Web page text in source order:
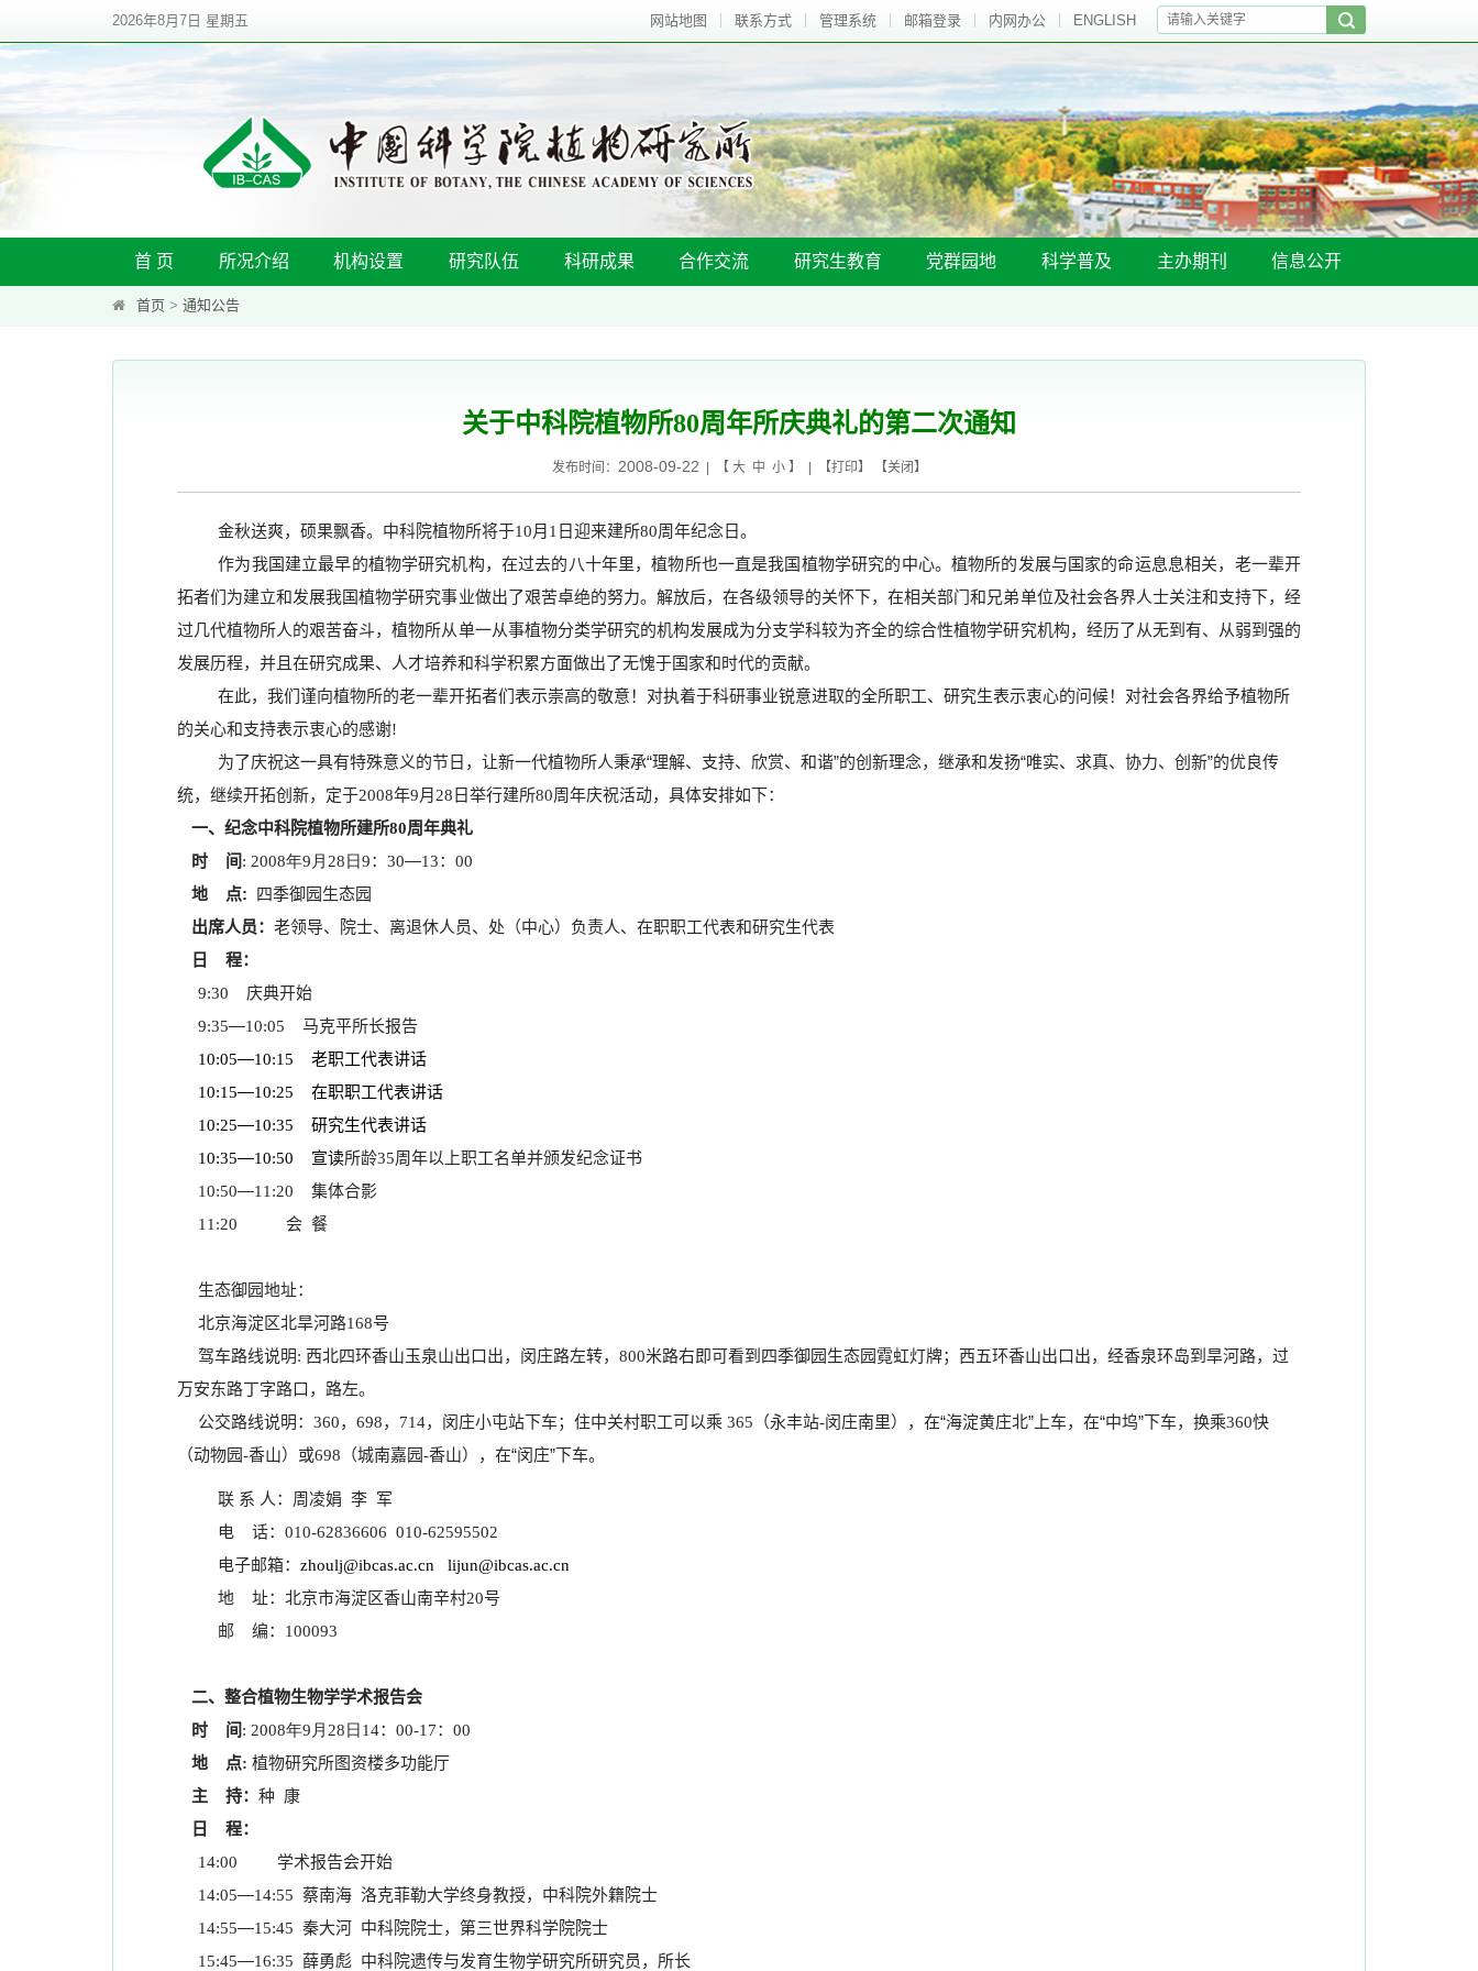
2026年8月7日 星期五 网站地图 联系方式 管理系统 邮箱登录 内网办公 ENGLISH
首 页 所况介绍 机构设置 研究队伍 科研成果 合作交流 研究生教育 党群园地 科学普及 主办期刊 信息公开
首页 > 通知公告
关于中科院植物所80周年所庆典礼的第二次通知
发布时间： 2008-09-22 | 【 大 中 小】 | 【打印】 【关闭 】
金秋送爽，硕果飘香。中科院植物所将于10月 1 日迎来建所80周年纪念日。
作为我国建立最早的植物学研究机构，在过去的八十年里，植物所也一直是我国植物学研究的中心。植物所的发展与国家的命运息息相关，老一辈开
拓者们为建立和发展我国植物学研究事业做出了艰苦卓绝的努力。解放后，在各级领导的关怀下，在相关部门和兄弟单位及社会各界人士关注和支持下，经
过几代植物所人的艰苦奋斗，植物所从单一从事植物分类学研究的机构发展成为分支学科较为齐全的综合性植物学研究机构，经历了从无到有、从弱到强的
发展历程，并且在研究成果、人才培养和科学积累方面做出了无愧于国家和时代的贡献。
在此，我们谨向植物所的老一辈开拓者们表示崇高的敬意！对执着于科研事业锐意进取的全所职工、研究生表示衷心的问候！对社会各界给予植物所
的关心和支持表示衷心的感谢!
为了庆祝这一具有特殊意义的节日，让新一代植物所人秉承“理解、支持、欣赏、和谐”的创新理念，继承和发扬“唯实、求真、协力、创新”的优良传
统，继续开拓创新，定于2008年9月 28 日举行建所80周年庆祝活动，具体安排如下：
一、纪念中科院植物所建所80周年典礼
时
间: 2008年9 月 28日9：30—13：00
地 点: 四季御园生态园
出席人员：老领导、院士、离退休人员、处（中心）负责人、在职职工代表和研究生代表
日
程：
9:30 庆典开始
9:35—10:05 马克平所长报告
10:05—10:15 老职工代表讲话
10:15—10:25 在职职工代表讲话
10:25—10:35 研究生代表讲话
10:35—10:50 宣读所龄35周年以上职工名单并颁发纪念证书
10:50—11:20 集体合影
11:20 会 餐
生态御园地址：
北京海淀区北旱河路168号
驾车路线说明: 西北四环香山玉泉山出口出，闵庄路左转， 800米路右即可看到四季御园生态园霓虹灯牌；西五环香山出口出，经香泉环岛到旱河路，过
万安东路丁字路口，路左。
公交路线说明： 360， 698， 714，闵庄小屯站下车；住中关村职工可以乘 365 （永丰站-闵庄南里），在“海淀黄庄北”上车，在“中坞”下车，换乘360快
（动物园-香山）或698 （城南嘉园-香山），在“闵庄”下车。
联 系 人：周凌娟 李 军
电
话：010-62836606 010-62595502
电子邮箱：zhoulj@ibcas.ac.cn lijun@ibcas.ac.cn
地 址：北京市海淀区香山南辛村20号
邮
编： 100093
二、整合植物生物学学术报告会
时
间:2008年9 月 28日14：00-17：00
地 点:植物研究所图资楼多功能厅
主
持：种 康
日
程：
14:00 学术报告会开始
14:05—14:55 蔡南海 洛克菲勒大学终身教授，中科院外籍院士
14:55—15:45 秦大河 中科院院士，第三世界科学院院士
15:45—16:35 薛勇彪 中科院遗传与发育生物学研究所研究员，所长